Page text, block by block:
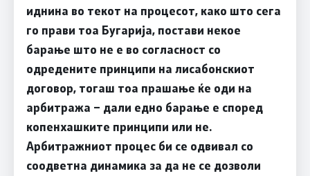
иднина во текот на процесот, како што сега
го прави тоа Бугарија, постави некое
барање што не е во согласност со
одредените принципи на лисабонскиот
договор, тогаш тоа прашање ќе оди на
арбитража – дали едно барање е според
копенхашките принципи или не.
Арбитражниот процес би се одвивал со
соодветна динамика за да не се дозволи